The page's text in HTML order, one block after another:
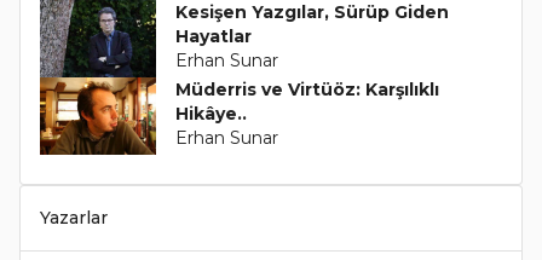
Kesişen Yazgılar, Sürüp Giden
Hayatlar
Erhan Sunar
Müderris ve Virtüöz: Karşılıklı
Hikâye..
Erhan Sunar
Yazarlar